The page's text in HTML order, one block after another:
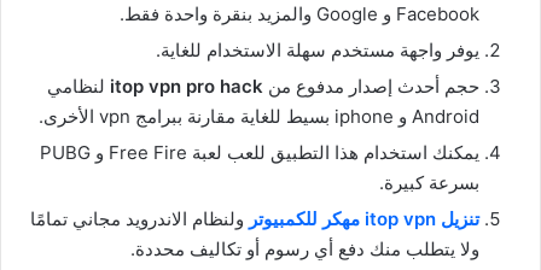
Facebook و Google والمزيد بنقرة واحدة فقط.
يوفر واجهة مستخدم سهلة الاستخدام للغاية.
حجم أحدث إصدار مدفوع من itop vpn pro hack لنظامي
Android و iphone بسيط للغاية مقارنة ببرامج vpn الأخرى.
يمكنك استخدام هذا التطبيق للعب لعبة Free Fire و PUBG
بسرعة كبيرة.
تنزيل itop vpn مهكر للكمبيوتر
ولنظام الاندرويد مجاني تمامًا
ولا يتطلب منك دفع أي رسوم أو تكاليف محددة.